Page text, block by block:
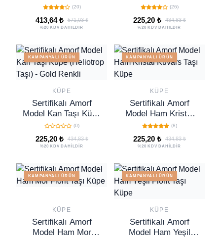
İşlenmemiş Ametist
Taşı Küpe
(20)
413,64 ₺ 571,03 ₺
%20 KDV DAHİLDİR
Taşı Küpe
(26)
225,20 ₺ 434,83 ₺
%20 KDV DAHİLDİR
KAMPANYALI ÜRÜN
KÜPE
Sertifikalı Amorf
Model Kan Taşı Küpe
(Heliotrop Taşı) -
Gold Renkli
(0)
225,20 ₺ 434,83 ₺
%20 KDV DAHİLDİR
KAMPANYALI ÜRÜN
KÜPE
Sertifikalı Amorf
Model Ham Kristal
Kuvars Taşı Küpe
(8)
225,20 ₺ 434,83 ₺
%20 KDV DAHİLDİR
KAMPANYALI ÜRÜN
KÜPE
Sertifikalı Amorf
Model Ham Mor
KAMPANYALI ÜRÜN
KÜPE
Sertifikalı Amorf
Model Ham Yeşil